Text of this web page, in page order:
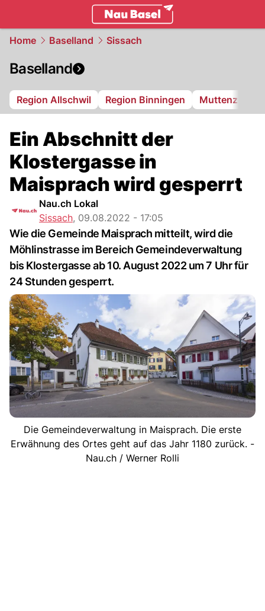
Home Baselland Sissach
Baselland
Region Allschwil Region Binningen Muttenz
Ein Abschnitt der
Klostergasse in
Maisprach wird gesperrt
Nau.ch Lokal
Sissach, 09.08.2022 - 17:05
Wie die Gemeinde Maisprach mitteilt, wird die
Möhlinstrasse im Bereich Gemeindeverwaltung
bis Klostergasse ab 10. August 2022 um 7 Uhr für
24 Stunden gesperrt.
Die Gemeindeverwaltung in Maisprach. Die erste
Erwähnung des Ortes geht auf das Jahr 1180 zurück. -
Nau.ch / Werner Rolli